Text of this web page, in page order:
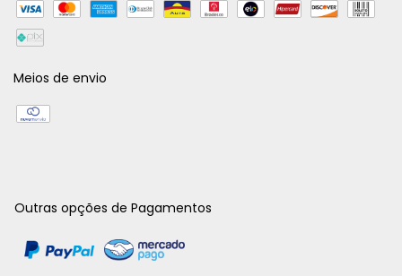
Meios de envio
Outras opções de Pagamentos